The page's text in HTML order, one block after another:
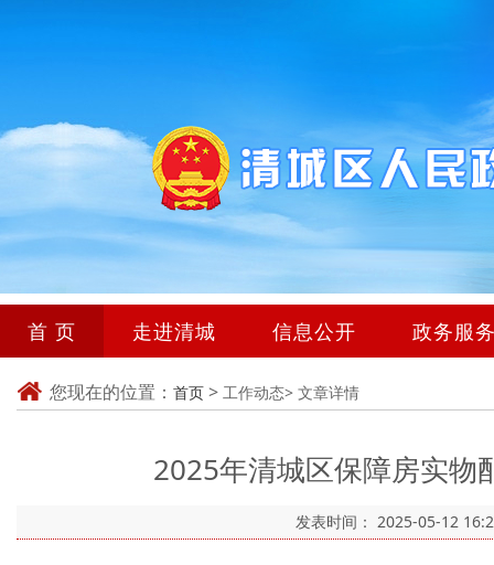
首 页 走进清城 信息公开 政务服
您现在的位置： 首页 > 工作动态> 文章详情
2025年清城区保障房实物
发表时间： 2025-05-12